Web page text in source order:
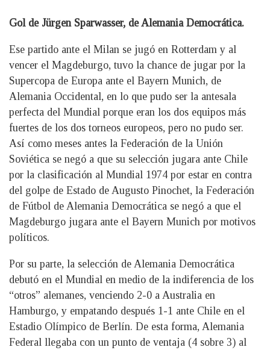
Gol de Jürgen Sparwasser, de Alemania Democrática.
Ese partido ante el Milan se jugó en Rotterdam y al
vencer el Magdeburgo, tuvo la chance de jugar por la
Supercopa de Europa ante el Bayern Munich, de
Alemania Occidental, en lo que pudo ser la antesala
perfecta del Mundial porque eran los dos equipos más
fuertes de los dos torneos europeos, pero no pudo ser.
Así como meses antes la Federación de la Unión
Soviética se negó a que su selección jugara ante Chile
por la clasificación al Mundial 1974 por estar en contra
del golpe de Estado de Augusto Pinochet, la Federación
de Fútbol de Alemania Democrática se negó a que el
Magdeburgo jugara ante el Bayern Munich por motivos
políticos.
Por su parte, la selección de Alemania Democrática
debutó en el Mundial en medio de la indiferencia de los
“otros” alemanes, venciendo 2-0 a Australia en
Hamburgo, y empatando después 1-1 ante Chile en el
Estadio Olímpico de Berlín. De esta forma, Alemania
Federal llegaba con un punto de ventaja (4 sobre 3) al